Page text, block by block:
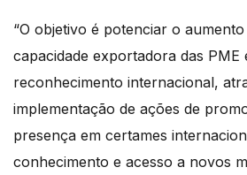
“O objetivo é potenciar o
capacidade exportadora das PME
reconhecimento internacional,
implementação de ações de
presença em certames
conhecimento e acesso a novos